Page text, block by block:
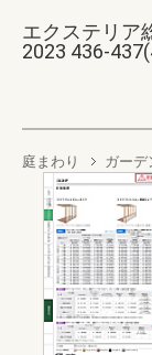
エクステリア
2023 436-
庭まわり ガーデ